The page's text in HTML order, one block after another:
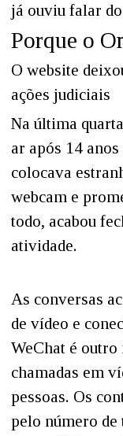
já ouviu falar
Porque o
O website
ações judiciais
Na última
ar após 14
colocava
webcam e
todo, acabou
atividade.
As conversas
de vídeo e
WeChat é
chamadas em
pessoas. Os
pelo número